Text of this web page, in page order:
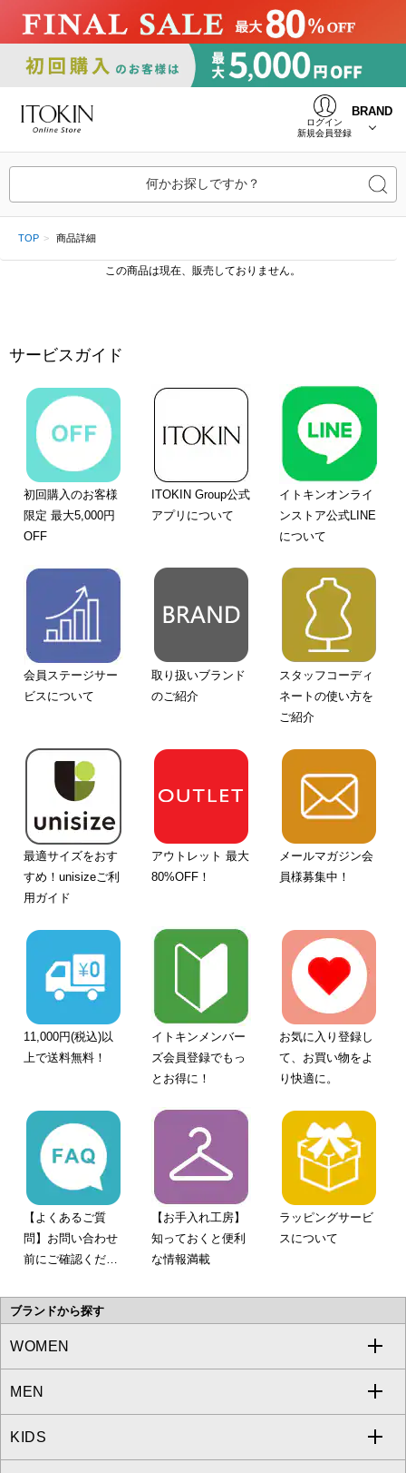
ログイン
新規会員登録
BRAND
何かお探しですか？
TOP 商品詳細
この商品は現在、販売しておりません。
サービスガイド
初回購入のお客様
限定 最大5,000円
OFF
ITOKIN Group公式
アプリについて
イトキンオンライ
ンストア公式LINE
について
会員ステージサー
ビスについて
取り扱いブランド
のご紹介
スタッフコーディ
ネートの使い方を
ご紹介
最適サイズをおす
すめ！unisizeご利
用ガイド
アウトレット 最大
80%OFF！
メールマガジン会
員様募集中！
11,000円(税込)以
上で送料無料！
イトキンメンバー
ズ会員登録でもっ
とお得に！
お気に入り登録し
て、お買い物をよ
り快適に。
【よくあるご質
問】お問い合わせ
前にご確認くださ
【お手入れ工房】
知っておくと便利
な情報満載
ラッピングサービ
スについて
ブランドから探す
WOMEN
a.v.v
MICHEL KLEIN
MEN
a.v.v
KIDS